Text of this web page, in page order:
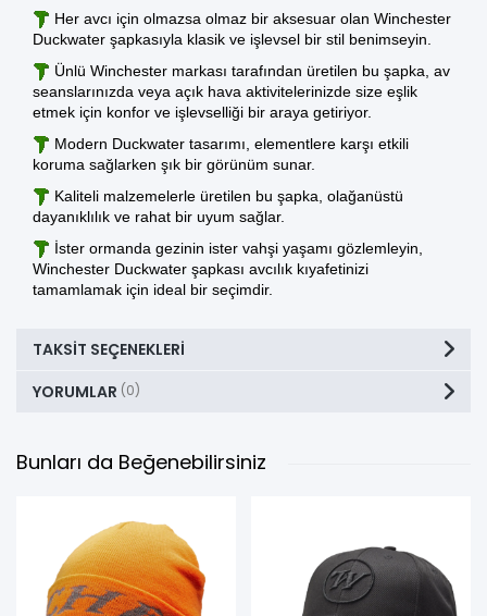
Her avcı için olmazsa olmaz bir aksesuar olan Winchester
Duckwater şapkasıyla klasik ve işlevsel bir stil benimseyin.
Ünlü Winchester markası tarafından üretilen bu şapka, av
seanslarınızda veya açık hava aktivitelerinizde size eşlik
etmek için konfor ve işlevselliği bir araya getiriyor.
Modern Duckwater tasarımı, elementlere karşı etkili
koruma sağlarken şık bir görünüm sunar.
Kaliteli malzemelerle üretilen bu şapka, olağanüstü
dayanıklılık ve rahat bir uyum sağlar.
İster ormanda gezinin ister vahşi yaşamı gözlemleyin,
Winchester Duckwater şapkası avcılık kıyafetinizi
tamamlamak için ideal bir seçimdir.
TAKSIT SEÇENEKLERI
YORUMLAR (0)
Bunları da Beğenebilirsiniz